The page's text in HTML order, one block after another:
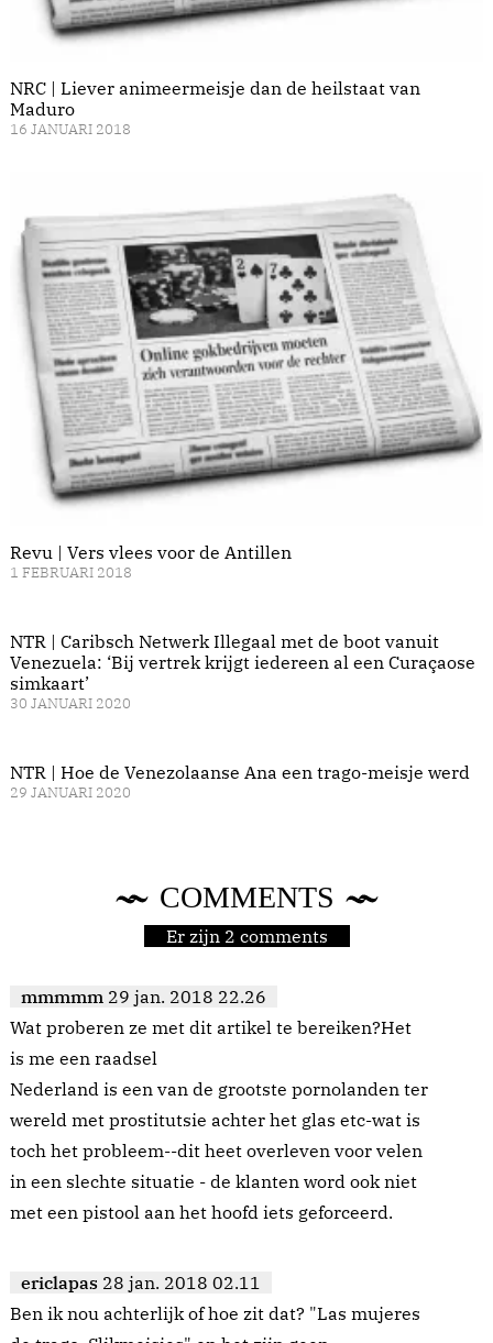
NRC | Liever animeermeisje dan de heilstaat van
Maduro
16 JANUARI 2018
Revu | Vers vlees voor de Antillen
1 FEBRUARI 2018
NTR | Caribsch Netwerk Illegaal met de boot vanuit
Venezuela: ‘Bij vertrek krijgt iedereen al een Curaçaose
simkaart’
30 JANUARI 2020
NTR | Hoe de Venezolaanse Ana een trago-meisje werd
29 JANUARI 2020
COMMENTS
Er zijn 2 comments
mmmmm 29 jan. 2018 22.26
Wat proberen ze met dit artikel te bereiken?Het
is me een raadsel
Nederland is een van de grootste pornolanden ter
wereld met prostitutsie achter het glas etc-wat is
toch het probleem--dit heet overleven voor velen
in een slechte situatie - de klanten word ook niet
met een pistool aan het hoofd iets geforceerd.
ericlapas 28 jan. 2018 02.11
Ben ik nou achterlijk of hoe zit dat? "Las mujeres